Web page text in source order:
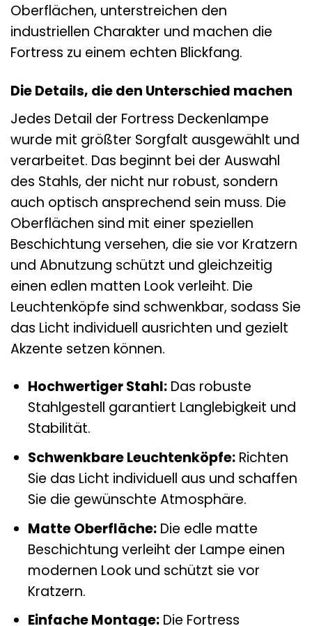
Oberflächen, unterstreichen den
industriellen Charakter und machen die
Fortress zu einem echten Blickfang.
Die Details, die den Unterschied machen
Jedes Detail der Fortress Deckenlampe
wurde mit größter Sorgfalt ausgewählt und
verarbeitet. Das beginnt bei der Auswahl
des Stahls, der nicht nur robust, sondern
auch optisch ansprechend sein muss. Die
Oberflächen sind mit einer speziellen
Beschichtung versehen, die sie vor Kratzern
und Abnutzung schützt und gleichzeitig
einen edlen matten Look verleiht. Die
Leuchtenköpfe sind schwenkbar, sodass Sie
das Licht individuell ausrichten und gezielt
Akzente setzen können.
Hochwertiger Stahl:Das robuste
Stahlgestell garantiert Langlebigkeit und
Stabilität.
Schwenkbare Leuchtenköpfe:Richten
Sie das Licht individuell aus und schaffen
Sie die gewünschte Atmosphäre.
Matte Oberfläche:Die edle matte
Beschichtung verleiht der Lampe einen
modernen Look und schützt sie vor
Kratzern.
Einfache Montage:Die Fortress